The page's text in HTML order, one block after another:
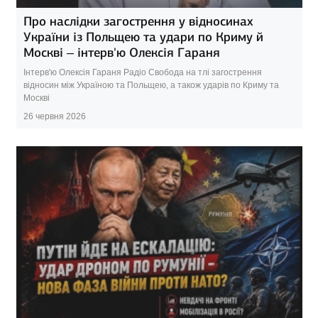
Про наслідки загострення у відносинах
України із Польщею та удари по Криму й
Москві – інтерв'ю Олексія Гараня
Інтерв'ю Олексія Гараня Радіо Свобода на тлі загострення
відносин між Україною та Польщею, а також ударів по Криму та
Москві
26 червня 2026